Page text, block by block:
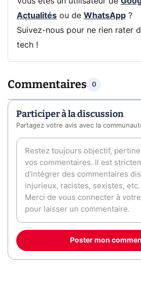
Actualitésou de WhatsApp?
Suivez-nous pour ne rien rater
tech !
Commentaires 0
Participer à la discussion
Partagez votre avis avec la
Poster mon